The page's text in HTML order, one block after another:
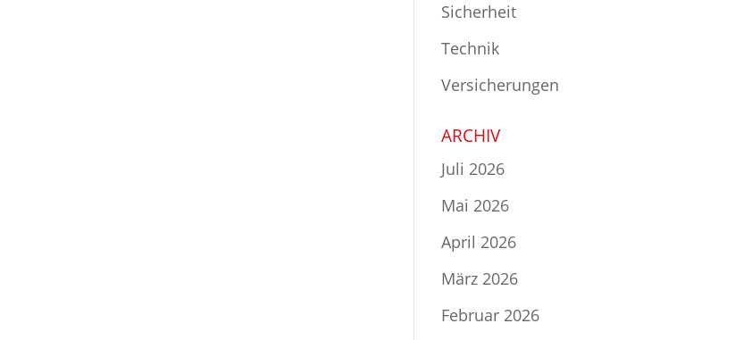
Sicherheit
Technik
Versicherungen
ARCHIV
Juli 2026
Mai 2026
April 2026
März 2026
Februar 2026